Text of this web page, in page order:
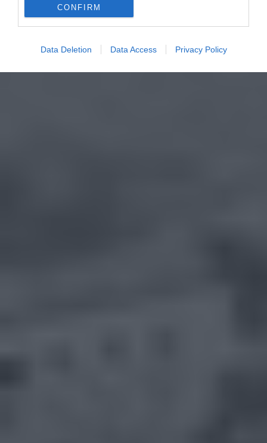
CONFIRM
Data Deletion Data Access Privacy Policy